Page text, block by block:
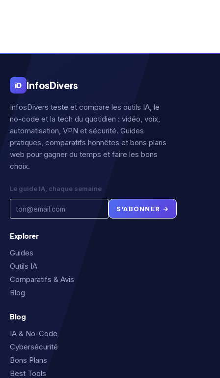
iD InfosDivers
InfosDivers teste et compare les outils IA, le
no-code et la tech du quotidien : vidéo, voix,
automatisation, VPN et sécurité. Guides
pratiques, comparatifs honnêtes et bons plans
web pour gagner du temps et faire les bons
choix.
Le guide IA, chaque semaine
S'ABONNER →
Explorer
Guides
Outils IA
Comparatifs & Avis
Blog
Blog
IA & No-Code
Cybersécurité
Bons Plans
Best Tools